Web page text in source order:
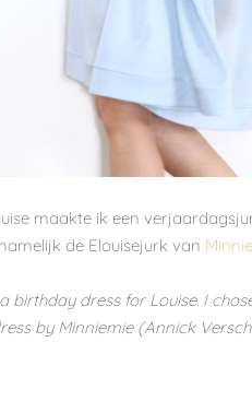
maakte ik een
de Elouisejurk van
birthday dress for Louise. I
by Minniemie (Annick